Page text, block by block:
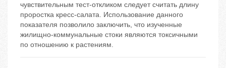
чувствительным тест-откликом следует считать длину
проростка кресс-салата. Использование данного
показателя позволило заключить, что изученные
жилищно-коммунальные стоки являются токсичными
по отношению к растениям.